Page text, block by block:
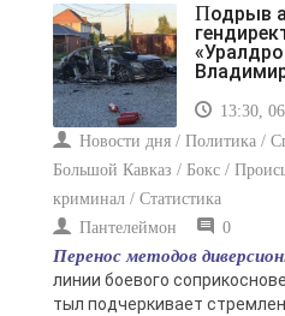
Подрыв автомобиля
13:30,
Новости дня / Политика /
Большой Кавказ / Бокс /
криминал / Статистика
Пантелеймон
0
Перенос методов
линии боевого
тыл подчеркивает